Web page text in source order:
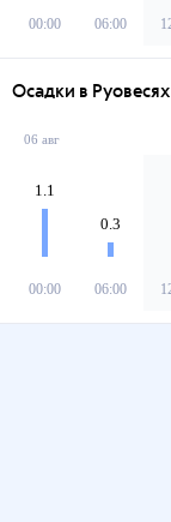
00:00 06:00
Осадки в
06 авг
1.1
00:00
0.3
06:00